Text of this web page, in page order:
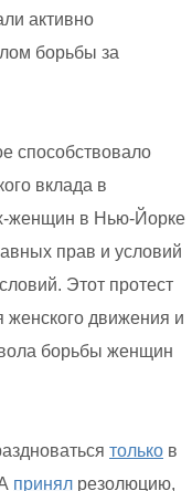
активно
борьбы за
способствовало
вклада в
женщин в Нью-Йорке
прав и условий
Этот протест
женского движения и
борьбы женщин
только в
принял резолюцию,